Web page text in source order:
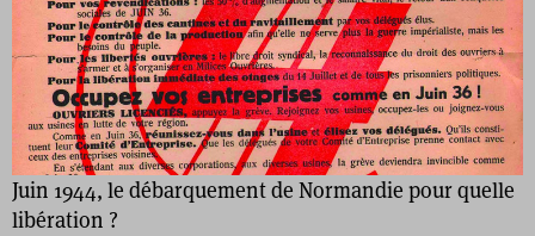
Juin 1944, le débarquement de Normandie pour quelle
libération ?